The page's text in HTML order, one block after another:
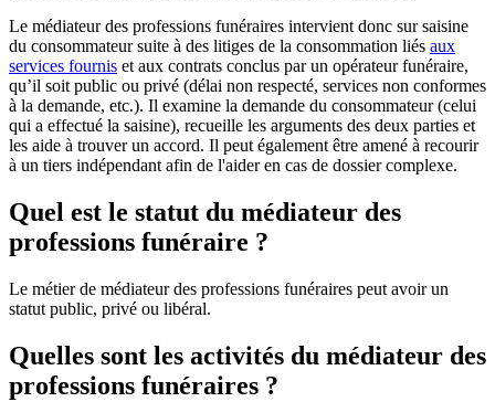
Le médiateur des professions funéraires intervient donc sur saisine
du consommateur suite à des litiges de la consommation liés aux
services fournis et aux contrats conclus par un opérateur funéraire,
qu’il soit public ou privé (délai non respecté, services non conformes
à la demande, etc.). Il examine la demande du consommateur (celui
qui a effectué la saisine), recueille les arguments des deux parties et
les aide à trouver un accord. Il peut également être amené à recourir
à un tiers indépendant afin de l'aider en cas de dossier complexe.
Quel est le statut du médiateur des
professions funéraire ?
Le métier de médiateur des professions funéraires peut avoir un
statut public, privé ou libéral.
Quelles sont les activités du médiateur des
professions funéraires ?